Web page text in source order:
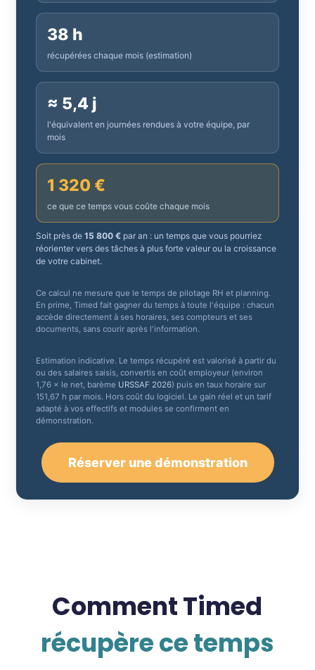
38 h
récupérées chaque mois (estimation)
≈ 5,4 j
l'équivalent en journées rendues à votre équipe, par
mois
1 320 €
ce que ce temps vous coûte chaque mois
Soit près de15 800 € par an : un temps que vous pourriez
réorienter vers des tâches à plus forte valeur ou la croissance
de votre cabinet.
Ce calcul ne mesure que le temps de pilotage RH et planning.
En prime, Timed fait gagner du temps à toute l'équipe : chacun
accède directement à ses horaires, ses compteurs et ses
documents, sans courir après l'information.
Estimation indicative. Le temps récupéré est valorisé à partir du
ou des salaires saisis, convertis en coût employeur (environ
1,76 × le net, barème URSSAF 2026) puis en taux horaire sur
151,67 h par mois. Hors coût du logiciel. Le gain réel et un tarif
adapté à vos effectifs et modules se confirment en
démonstration.
Réserver une démonstration
Comment Timed
récupère ce temps